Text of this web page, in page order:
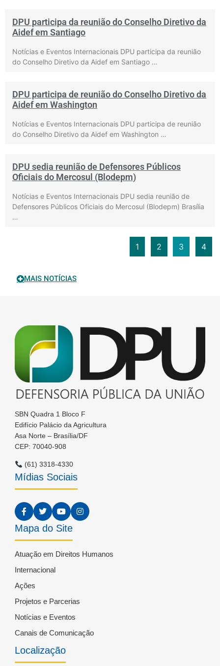
DPU participa da reunião do Conselho Diretivo da
Aidef em Santiago
Notícias e Eventos Internacionais DPU participa da reunião
do Conselho Diretivo da Aidef em Santiago …
DPU participa de reunião do Conselho Diretivo da
Aidef em Washington
Notícias e Eventos Internacionais DPU participa de reunião
do Conselho Diretivo da Aidef em Washington …
DPU sedia reunião de Defensores Públicos
Oficiais do Mercosul (Blodepm)
Notícias e Eventos Internacionais DPU sedia reunião de
Defensores Públicos Oficiais do Mercosul (Blodepm) Brasília
…
1 2 3 4
MAIS NOTÍCIAS
SBN Quadra 1 Bloco F
Edifício Palácio da Agricultura
Asa Norte – Brasília/DF
CEP: 70040-908
(61) 3318-4330
Mídias Sociais
Mapa do Site
Atuação em Direitos Humanos
Internacional
Ações
Projetos e Parcerias
Notícias e Eventos
Canais de Comunicação
Localização